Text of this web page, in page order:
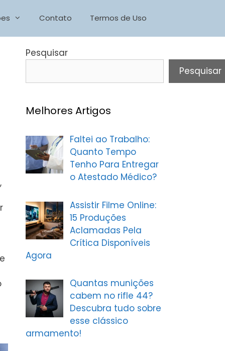
Contato Termos de Uso
Pesquisar
Pesquisar
Melhores Artigos
Faltei ao Trabalho:
Quanto Tempo
Tenho Para Entregar
o Atestado Médico?
Assistir Filme Online:
15 Produções
Aclamadas Pela
Crítica Disponíveis
Agora
Quantas munições
cabem no rifle 44?
Descubra tudo sobre
esse clássico
armamento!